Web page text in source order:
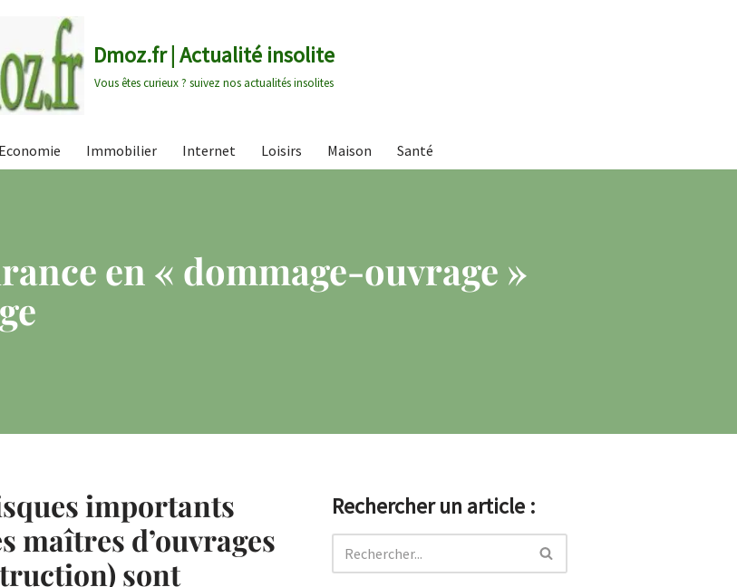
Dmoz.fr | Actualité insolite
Vous êtes curieux ? suivez nos actualités insolites
Economie Immobilier Internet Loisirs Maison Santé
en « dommage-ouvrage »
importants
maîtres d’ouvrages
sont
Rechercher un article :